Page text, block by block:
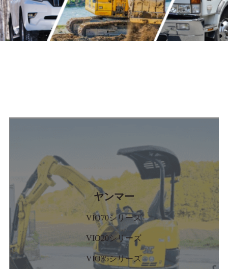
ヤンマー
VIO70シリーズ
VIO20シリーズ
VIO35シリーズ